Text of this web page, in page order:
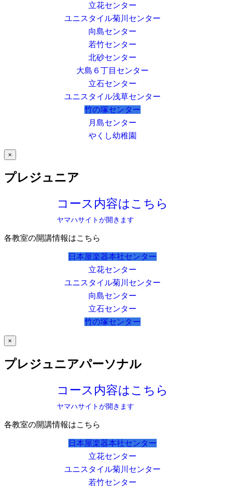
立花センター
ユニスタイル菊川センター
向島センター
若竹センター
北砂センター
大島６丁目センター
立石センター
ユニスタイル浅草センター
竹の塚センター
月島センター
やくし幼稚園
×
プレジュニア
コース内容はこちら
ヤマハサイトが開きます
各教室の開講情報はこちら
日本屋楽器本社センター
立花センター
ユニスタイル菊川センター
向島センター
立石センター
竹の塚センター
×
プレジュニアパーソナル
コース内容はこちら
ヤマハサイトが開きます
各教室の開講情報はこちら
日本屋楽器本社センター
立花センター
ユニスタイル菊川センター
若竹センター